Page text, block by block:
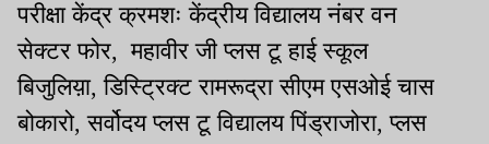
परीक्षा केंद्र क्रमशः केंद्रीय विद्यालय नंबर वन
सेक्टर फोर, महावीर जी प्लस टू हाई स्कूल
बिजुलिय़ा, डिस्ट्रिक्ट रामरूद्रा सीएम एसओई चास
बोकारो, सर्वोदय प्लस टू विद्यालय पिंड्राजोरा, प्लस